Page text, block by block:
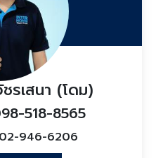
เสนา (โดม)
518-8565
02-946-6206